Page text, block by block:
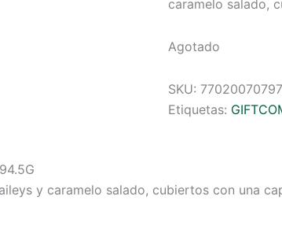
caramelo salado,
Agotado
SKU:
Etiquetas:
y caramelo salado, cubiertos con una